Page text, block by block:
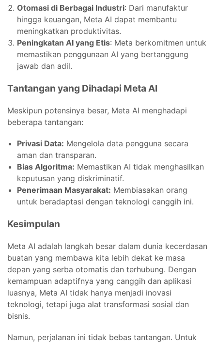
Otomasi di Berbagai Industri: Dari manufaktur
hingga keuangan, Meta AI dapat membantu
meningkatkan produktivitas.
Peningkatan AI yang Etis: Meta berkomitmen untuk
memastikan penggunaan AI yang bertanggung
jawab dan adil.
Tantangan yang Dihadapi Meta AI
Meskipun potensinya besar, Meta AI menghadapi
beberapa tantangan:
Privasi Data: Mengelola data pengguna secara
aman dan transparan.
Bias Algoritma: Memastikan AI tidak menghasilkan
keputusan yang diskriminatif.
Penerimaan Masyarakat: Membiasakan orang
untuk beradaptasi dengan teknologi canggih ini.
Kesimpulan
Meta AI adalah langkah besar dalam dunia kecerdasan
buatan yang membawa kita lebih dekat ke masa
depan yang serba otomatis dan terhubung. Dengan
kemampuan adaptifnya yang canggih dan aplikasi
luasnya, Meta AI tidak hanya menjadi inovasi
teknologi, tetapi juga alat transformasi sosial dan
bisnis.
Namun, perjalanan ini tidak bebas tantangan. Untuk